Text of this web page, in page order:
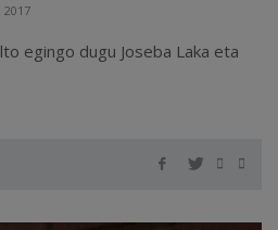
2017
egingo dugu Joseba Laka eta